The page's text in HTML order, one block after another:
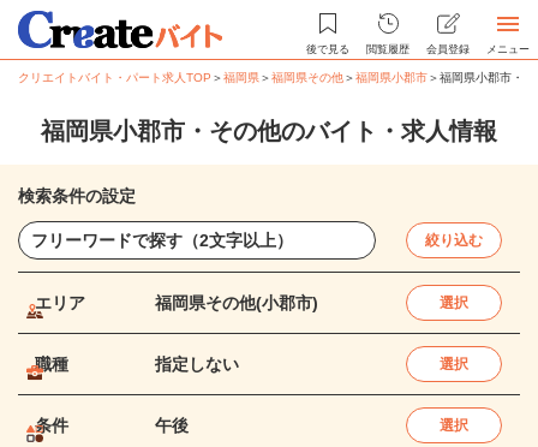
後で見る 閲覧履歴 会員登録 メニュー
クリエイトバイト・パート求人TOP ＞福岡県＞福岡県その他＞福岡県小郡市＞福岡県小郡市・
福岡県小郡市・その他のバイト・求人情報
検索条件の設定
絞り込む
エリア 福岡県その他(小郡市) 選択
職種 指定しない 選択
条件 午後 選択